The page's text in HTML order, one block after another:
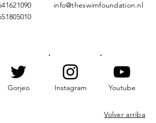
info@theswimfoundation.nl
Gorjeo Instagram Youtube
Volver arriba